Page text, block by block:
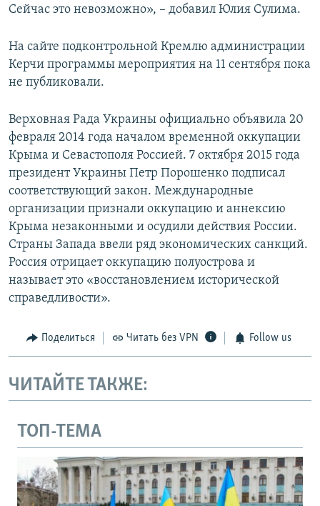
Сейчас это невозможно», – добавил Юлия Сулима.
На сайте подконтрольной Кремлю администрации
Керчи программы мероприятия на 11 сентября пока
не публиковали.
Верховная Рада Украины официально объявила 20
февраля 2014 года началом временной оккупации
Крыма и Севастополя Россией. 7 октября 2015 года
президент Украины Петр Порошенко подписал
соответствующий закон. Международные
организации признали оккупацию и аннексию
Крыма незаконными и осудили действия России.
Страны Запада ввели ряд экономических санкций.
Россия отрицает оккупацию полуострова и
называет это «восстановлением исторической
справедливости».
Поделиться Читать без VPN Follow us
ЧИТАЙТЕ ТАКЖЕ:
ТОП-ТЕМА